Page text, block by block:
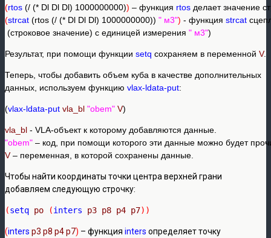
(rtos (/ (* Dl Dl Dl) 1000000000)) – функция rtos
(strcat (rtos (/ (* Dl Dl Dl) 1000000000)) " м3") - функция strcat
(строковое значение) с единицей измерения " м3")
Результат, при помощи функции setq сохраняем в переменной V.
Теперь, чтобы добавить объем куба в качестве дополнительных
данных, используем функцию vlax-ldata-put:
(vlax-ldata-put vla_bl "obem" V)
vla_bl
"obem"
V – переменная, в которой сохранены данные.
Чтобы найти координаты точки центра верхней грани
добавляем следующую строчку:
(setq po (inters p3 p8 p4 p7))
(inters p3 p8 p4 p7) – функция inters определяет точку